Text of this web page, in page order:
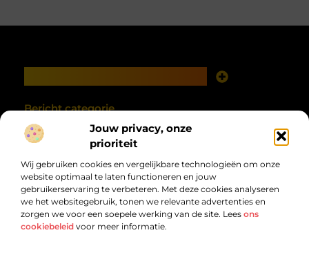
Jouw privacy, onze
prioriteit
Wij gebruiken cookies en vergelijkbare technologieën om onze
website optimaal te laten functioneren en jouw
gebruikerservaring te verbeteren. Met deze cookies analyseren
we het websitegebruik, tonen we relevante advertenties en
zorgen we voor een soepele werking van de site. Lees ons
cookiebeleid voor meer informatie.
Bericht categorie
Van alles wat, voor jou verzameld.